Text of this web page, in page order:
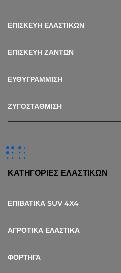
ΕΠΙΣΚΕΥΗ ΕΛΑΣΤΙΚΩΝ
ΕΠΙΣΚΕΥΗ ΖΑΝΤΩΝ
ΕΥΘΥΓΡΑΜΜΙΣΗ
ΖΥΓΟΣΤΑΘΜΙΣΗ
ΚΑΤΗΓΟΡΙΕΣ ΕΛΑΣΤΙΚΩΝ
ΕΠΙΒΑΤΙΚΑ SUV 4X4
ΑΓΡΟΤΙΚΑ ΕΛΑΣΤΙΚΑ
ΦΟΡΤΗΓΑ